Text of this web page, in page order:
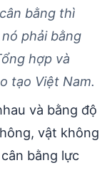
bằng thì
phải bằng
hợp và
tạo Việt Nam.
và bằng độ
vật không
bằng lực